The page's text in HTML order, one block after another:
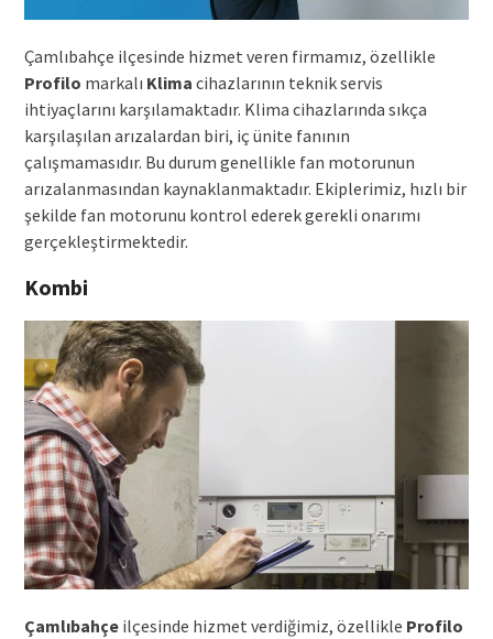
Çamlıbahçe ilçesinde hizmet veren firmamız, özellikle
Profilo markalı Klima cihazlarının teknik servis
ihtiyaçlarını karşılamaktadır. Klima cihazlarında sıkça
karşılaşılan arızalardan biri, iç ünite fanının
çalışmamasıdır. Bu durum genellikle fan motorunun
arızalanmasından kaynaklanmaktadır. Ekiplerimiz, hızlı bir
şekilde fan motorunu kontrol ederek gerekli onarımı
gerçekleştirmektedir.
Kombi
Çamlıbahçeilçesinde hizmet verdiğimiz, özellikle Profilo